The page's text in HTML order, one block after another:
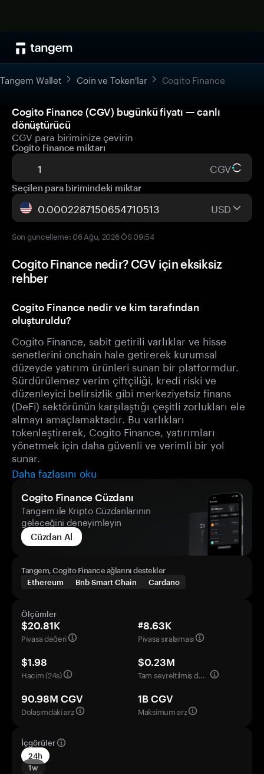
Tangem Wallet Coin ve Token'lar Cogito Finance
Cogito Finance (CGV) bugünkü fiyatı — canlı
dönüştürücü
CGV para biriminize çevirin
Cogito Finance miktarı
CGV
Seçilen para birimindeki miktar
USD
Son güncelleme: 06 Ağu, 2026 ÖS 09:54
Cogito Finance nedir? CGV için eksiksiz
rehber
Cogito Finance nedir ve kim tarafından
oluşturuldu?
Cogito Finance, sabit getirili varlıklar ve hisse
senetlerini onchain hale getirerek kurumsal
düzeyde yatırım ürünleri sunan bir platformdur.
Sürdürülemez verim çiftçiliği, kredi riski ve
düzenleyici belirsizlik gibi merkeziyetsiz finans
(DeFi) sektörünün karşılaştığı çeşitli zorlukları ele
almayı amaçlamaktadır. Bu varlıkları
tokenleştirerek, Cogito Finance, yatırımları
yönetmek için daha güvenli ve verimli bir yol
sunar.
Daha fazlasını oku
Cogito Finance Cüzdanı
Tangem ile Kripto Cüzdanlarının
geleceğini deneyimleyin
Cüzdan Al
Tangem, Cogito Finance ağlarını destekler
Ethereum
Bnb Smart Chain Cardano
Ölçümler
$20.81K
Piyasa değeri
#8.63K
Piyasa sıralaması
$1.98
Hacim (24s)
$0.23M
Tam seyreltilmiş değerleme
90.98M CGV
Dolaşımdaki arz
1B CGV
Maksimum arz
İçgörüler
24h
1w